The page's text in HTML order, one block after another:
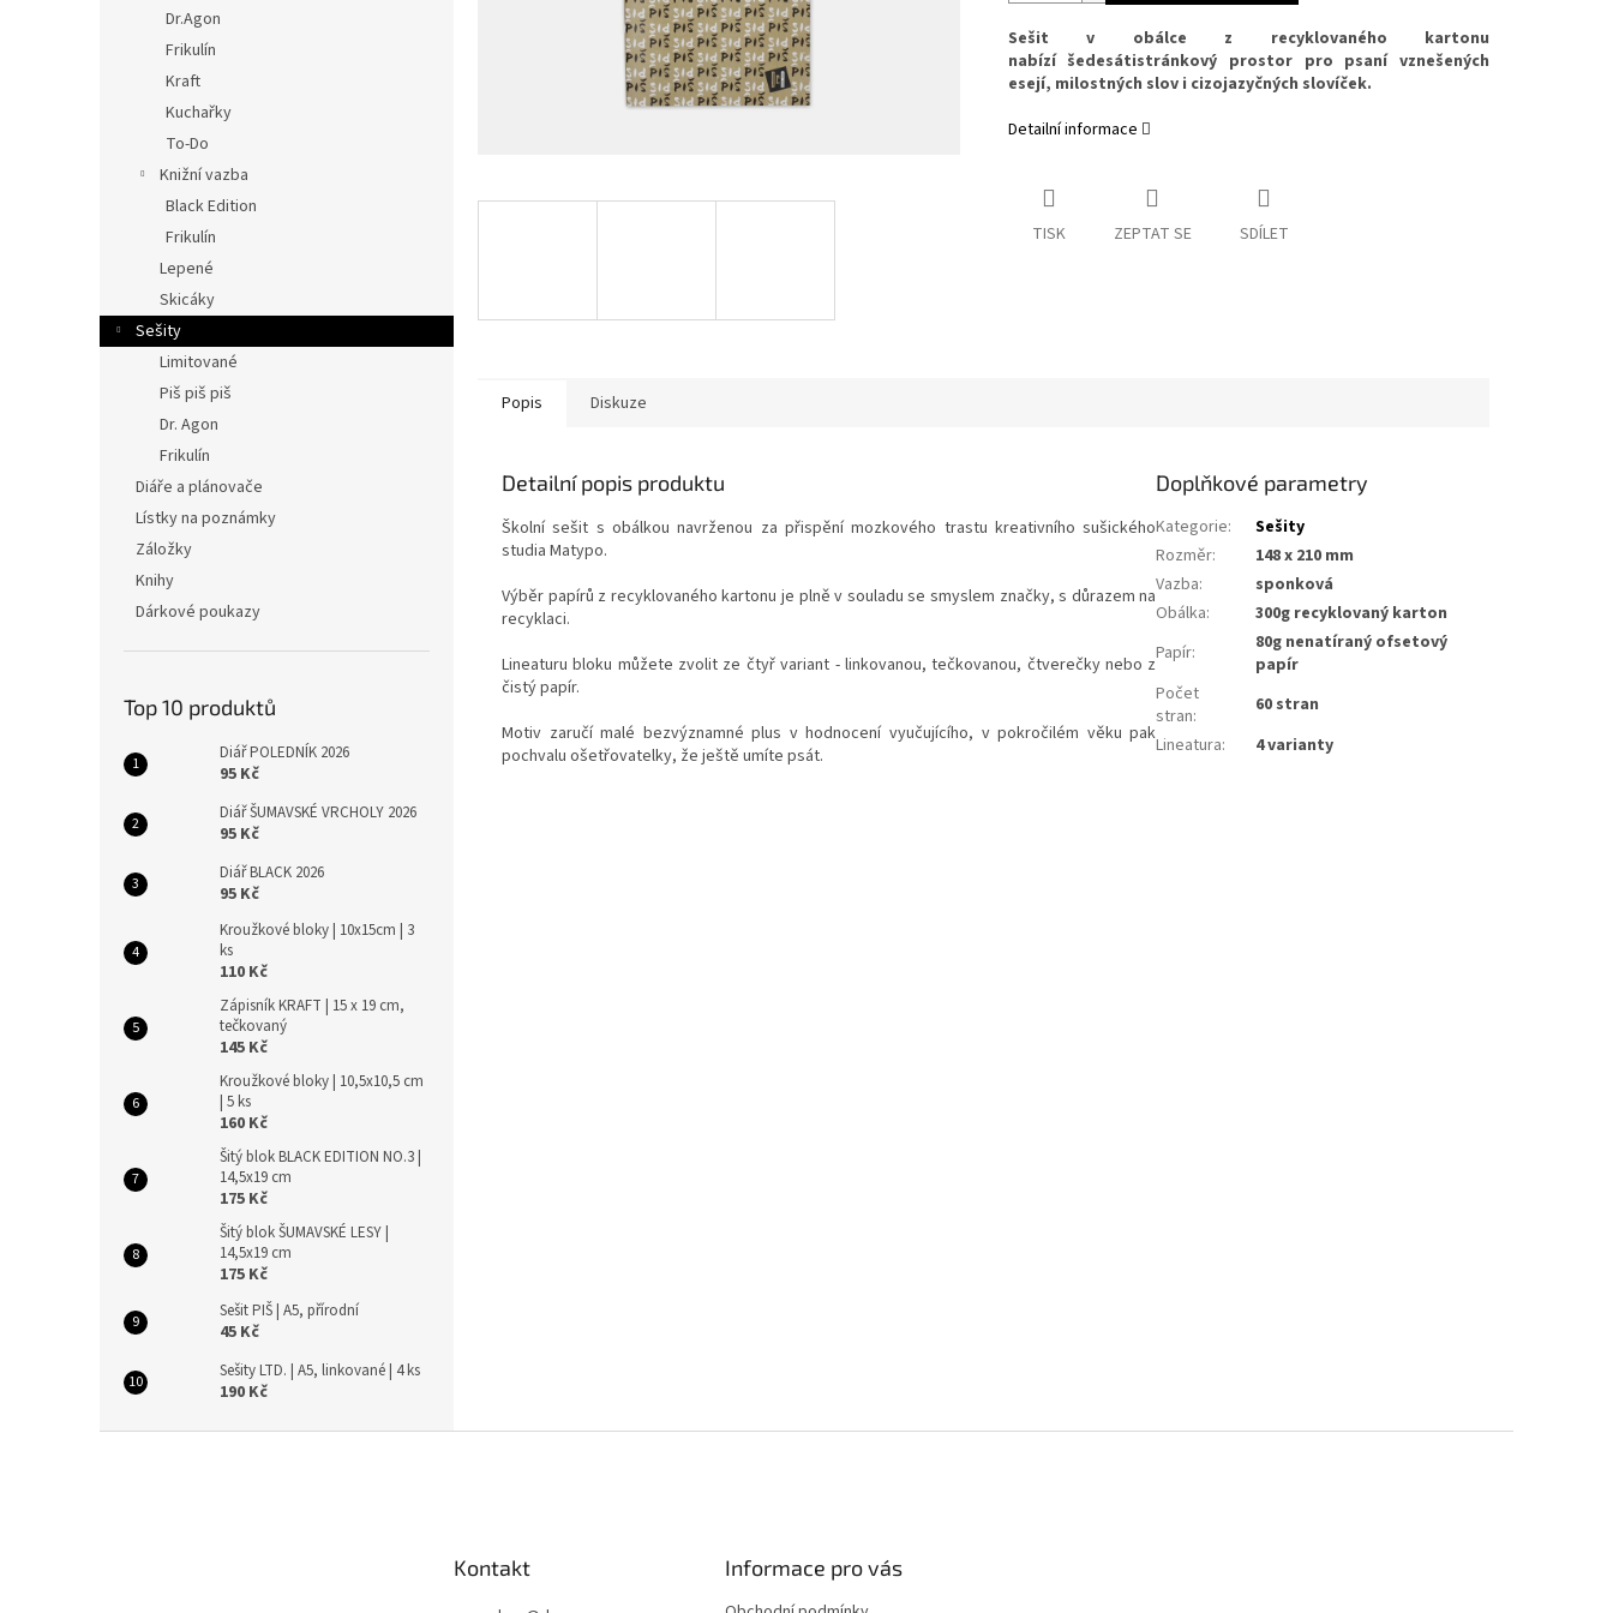
Dr.Agon
Frikulín
Kraft
Kuchařky
To-Do
Knižní vazba
Black Edition
Frikulín
Lepené
Skicáky
Sešity
Limitované
Piš piš piš
Dr. Agon
Frikulín
Diáře a plánovače
Lístky na poznámky
Záložky
Knihy
Dárkové poukazy
Top 10 produktů
Diář POLEDNÍK 2026
95 Kč
Diář ŠUMAVSKÉ VRCHOLY 2026
95 Kč
Diář BLACK 2026
95 Kč
Kroužkové bloky | 10x15cm | 3
ks
110 Kč
Zápisník KRAFT | 15 x 19 cm,
tečkovaný
145 Kč
Kroužkové bloky | 10,5x10,5 cm
| 5 ks
160 Kč
Šitý blok BLACK EDITION NO.3 |
14,5x19 cm
175 Kč
Šitý blok ŠUMAVSKÉ LESY |
14,5x19 cm
175 Kč
Sešit PIŠ | A5, přírodní
45 Kč
Sešity LTD. | A5, linkované | 4 ks
190 Kč
Sešit v obálce z recyklovaného kartonu
nabízíšedesátistránkový prostor pro psaní vznešených
esejí, milostných slov i cizojazyčných slovíček.
Detailní informace
TISK ZEPTAT SE SDÍLET
Popis Diskuze
Detailní popis produktu
Školní sešit s obálkou navrženou za přispění mozkového trastu kreativního sušického
studia Matypo.
Výběr papírů z recyklovaného kartonu je plně v souladu se smyslem značky, s důrazem na
recyklaci.
Lineaturu bloku můžete zvolit ze čtyř variant - linkovanou, tečkovanou, čtverečky nebo z
čistý papír.
Motiv zaručí malé bezvýznamné plus v hodnocení vyučujícího, v pokročilém věku pak
pochvalu ošetřovatelky, že ještě umíte psát.
Doplňkové parametry
Kategorie:
Sešity
Rozměr:
148 x 210 mm
Vazba:
sponková
Obálka:
300g recyklovaný karton
Papír:
80g nenatíraný ofsetový
papír
Počet
stran:
60 stran
Lineatura: 4 varianty
Kontakt Informace pro vás